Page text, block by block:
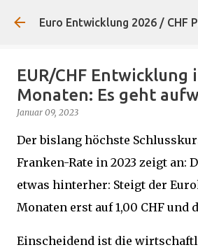
Direkt zum
Euro Entwicklung 2026 / CHF
EUR/CHF Entwicklung
Monaten: Es geht
Januar 09, 2023
Der bislang höchste
Franken-Rate in 2023 zeigt an:
etwas hinterher: Steigt der
Monaten erst auf 1,00 CHF und
Einscheidend ist die